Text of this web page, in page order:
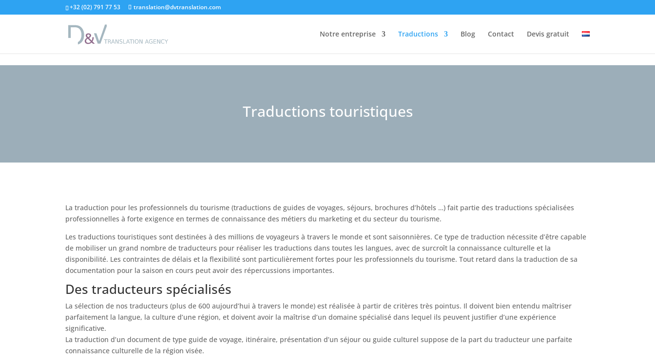
+32 (02) 791 77 53 translation@dvtranslation.com
Notre entreprise Traductions Blog Contact Devis gratuit
Traductions touristiques
La traduction pour les professionnels du tourisme (traductions de guides de voyages, séjours, brochures d’hôtels …) fait partie des traductions spécialisées
professionnelles à forte exigence en termes de connaissance des métiers du marketing et du secteur du tourisme.
Les traductions touristiques sont destinées à des millions de voyageurs à travers le monde et sont saisonnières. Ce type de traduction nécessite d’être capable
de mobiliser un grand nombre de traducteurs pour réaliser les traductions dans toutes les langues, avec de surcroît la connaissance culturelle et la
disponibilité. Les contraintes de délais et la flexibilité sont particulièrement fortes pour les professionnels du tourisme. Tout retard dans la traduction de sa
documentation pour la saison en cours peut avoir des répercussions importantes.
Des traducteurs spécialisés
La sélection de nos traducteurs (plus de 600 aujourd’hui à travers le monde) est réalisée à partir de critères très pointus. Il doivent bien entendu maîtriser
parfaitement la langue, la culture d’une région, et doivent avoir la maîtrise d’un domaine spécialisé dans lequel ils peuvent justifier d’une expérience
significative.
La traduction d’un document de type guide de voyage, itinéraire, présentation d’un séjour ou guide culturel suppose de la part du traducteur une parfaite
connaissance culturelle de la région visée.